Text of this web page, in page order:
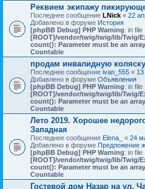
Реквием экипажу
Последнее сообщение LNick « 22
Добавлено в форуме История
[phpBB Debug] PHP Warning: in file
[ROOT]/vendor/twig/twig/lib/Twig/
count(): Parameter must be an
Countable
продам инвалидную коляску
Последнее сообщение ivan_555 «
Добавлено в форуме Объявления
[phpBB Debug] PHP Warning: in file
[ROOT]/vendor/twig/twig/lib/Twig/
count(): Parameter must be an
Countable
Лето 2019. Хорошее
Западная
Последнее сообщение Elena_ « 24
Добавлено в форуме Предложение
[phpBB Debug] PHP Warning: in file
[ROOT]/vendor/twig/twig/lib/Twig/
count(): Parameter must be an
Countable
Гостевой дом Назар на ул.